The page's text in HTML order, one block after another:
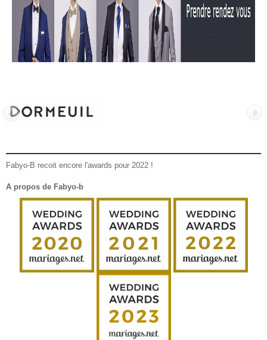
Fabyo-B recoit encore l'awards pour 2022 !
A propos de Fabyo-b